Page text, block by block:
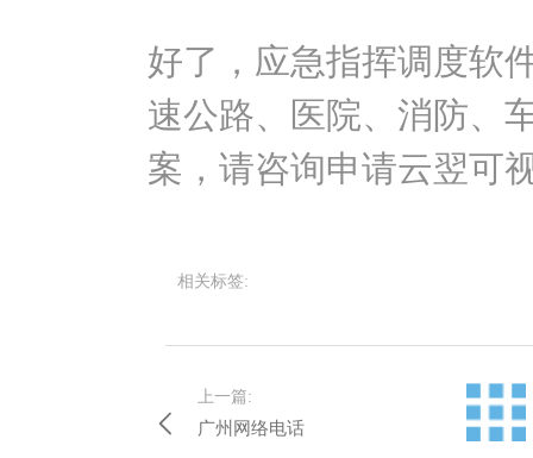
好了，应急指挥调度软
速公路、医院、消防、
案，请咨询申请云翌可
相关标签:
上一篇:
广州网络电话